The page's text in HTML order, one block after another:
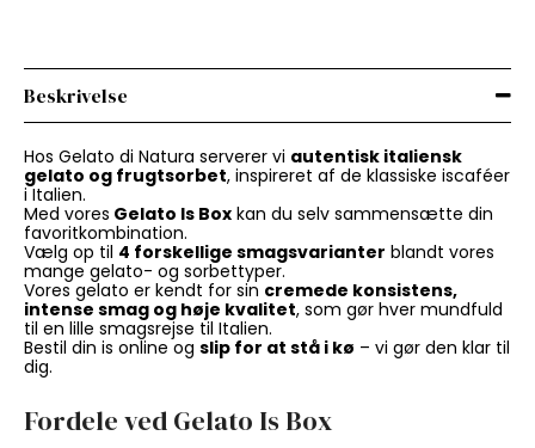
Beskrivelse
Hos Gelato di Natura serverer vi autentisk italiensk
gelato og frugtsorbet, inspireret af de klassiske iscaféer
i Italien.
Med vores Gelato Is Box kan du selv sammensætte din
favoritkombination.
Vælg op til 4 forskellige smagsvarianter blandt vores
mange gelato- og sorbettyper.
Vores gelato er kendt for sin cremede konsistens,
intense smag og høje kvalitet, som gør hver mundfuld
til en lille smagsrejse til Italien.
Bestil din is online og slip for at stå i kø – vi gør den klar til
dig.
Fordele ved Gelato Is Box